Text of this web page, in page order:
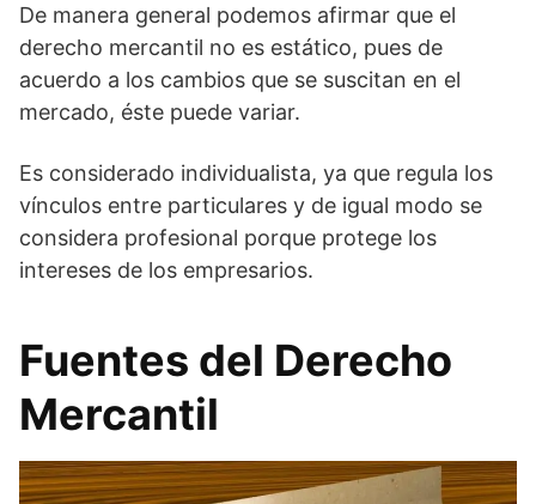
De manera general podemos afirmar que el
derecho mercantil no es estático, pues de
acuerdo a los cambios que se suscitan en el
mercado, éste puede variar.
Es considerado individualista, ya que regula los
vínculos entre particulares y de igual modo se
considera profesional porque protege los
intereses de los empresarios.
Fuentes del Derecho
Mercantil